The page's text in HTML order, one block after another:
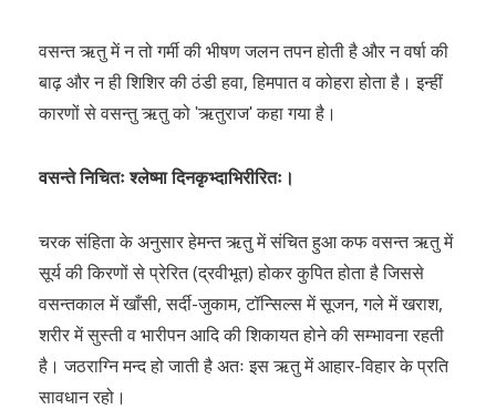
वसन्त ऋतु में न तो गर्मी की भीषण जलन तपन होती है और न वर्षा की
बाढ़ और न ही शिशिर की ठंडी हवा, हिमपात व कोहरा होता है। इन्हीं
कारणों से वसन्तु ऋतु को ʹऋतुराजʹ कहा गया है।
वसन्ते निचितः श्लेष्मा दिनकृभ्दाभिरीरितः।
चरक संहिता के अनुसार हेमन्त ऋतु में संचित हुआ कफ वसन्त ऋतु में
सूर्य की किरणों से प्रेरित (द्रवीभूत) होकर कुपित होता है जिससे
वसन्तकाल में खाँसी, सर्दी-जुकाम, टॉन्सिल्स में सूजन, गले में खराश,
शरीर में सुस्ती व भारीपन आदि की शिकायत होने की सम्भावना रहती
है। जठराग्नि मन्द हो जाती है अतः इस ऋतु में आहार-विहार के प्रति
सावधान रहो।